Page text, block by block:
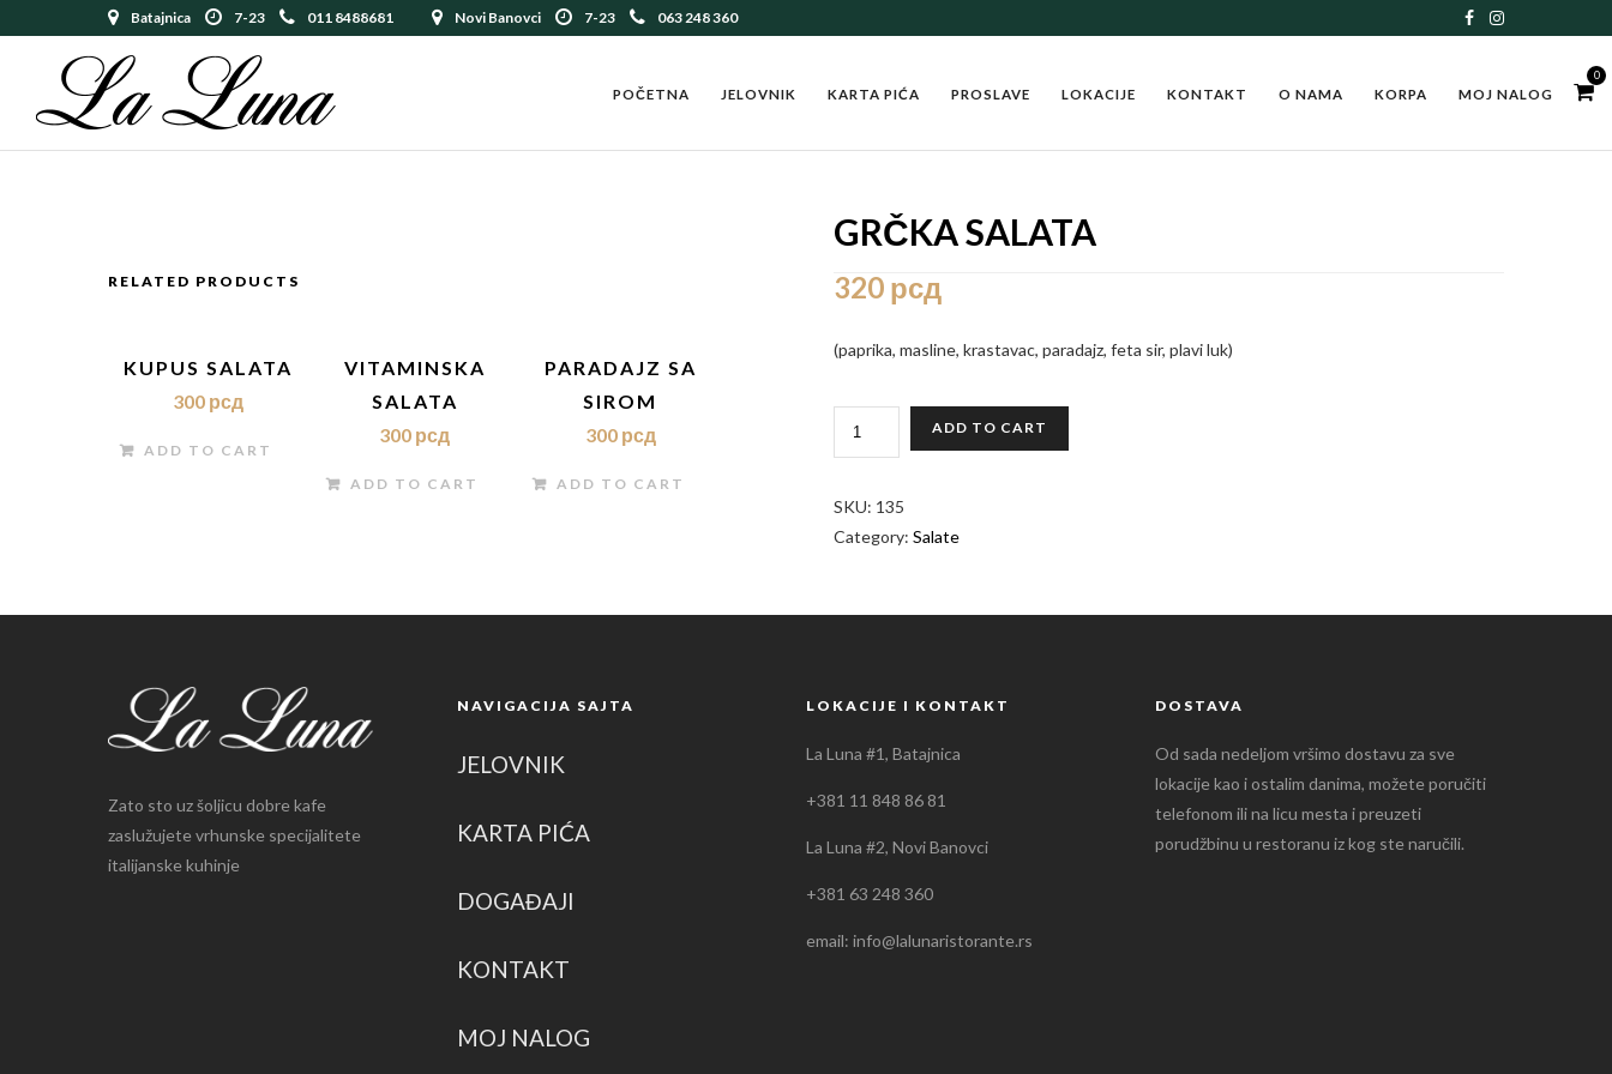
Batajnica 7-23 011 8488681 Novi Banovci 7-23 063 248 360
0
POČETNA JELOVNIK KARTA PIĆA PROSLAVE LOKACIJE KONTAKT O NAMA KORPA MOJ NALOG
GRČKA SALATA
320 рсд
(paprika, masline, krastavac, paradajz, feta sir, plavi luk)
ADD TO CART
SKU: 135
Category:Salate
RELATED PRODUCTS
KUPUS SALATA
300 рсд
ADD TO CART
VITAMINSKA
SALATA
300 рсд
ADD TO CART
PARADAJZ SA
SIROM
300 рсд
ADD TO CART
Zato sto uz šoljicu dobre kafe
zaslužujete vrhunske specijalitete
italijanske kuhinje
NAVIGACIJA SAJTA
JELOVNIK
KARTA PIĆA
DOGAĐAJI
KONTAKT
MOJ NALOG
LOKACIJE I KONTAKT
La Luna #1, Batajnica
+381 11 848 86 81
La Luna #2, Novi Banovci
+381 63 248 360
email: info@lalunaristorante.rs
DOSTAVA
Od sada nedeljom vršimo dostavu za sve
lokacije kao i ostalim danima, možete poručiti
telefonom ili na licu mesta i preuzeti
porudžbinu u restoranu iz kog ste naručili.